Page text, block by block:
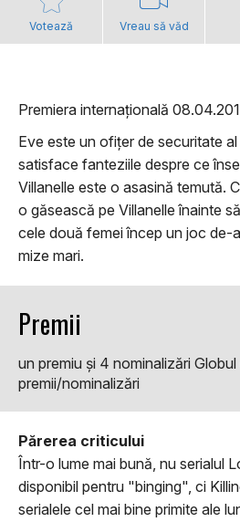
Votează Vreau să văd
Premiera internațională
Eve este un ofițer de securitate
satisface fanteziile despre ce
Villanelle este o asasină temută.
o găsească pe Villanelle înainte
cele două femei încep un joc de-
mize mari.
Premii
un premiu şi 4 nominalizări
premii/nominalizări
Părerea criticului
Într-o lume mai bună, nu serialul
disponibil pentru "binging", ci
serialele cel mai bine primite ale